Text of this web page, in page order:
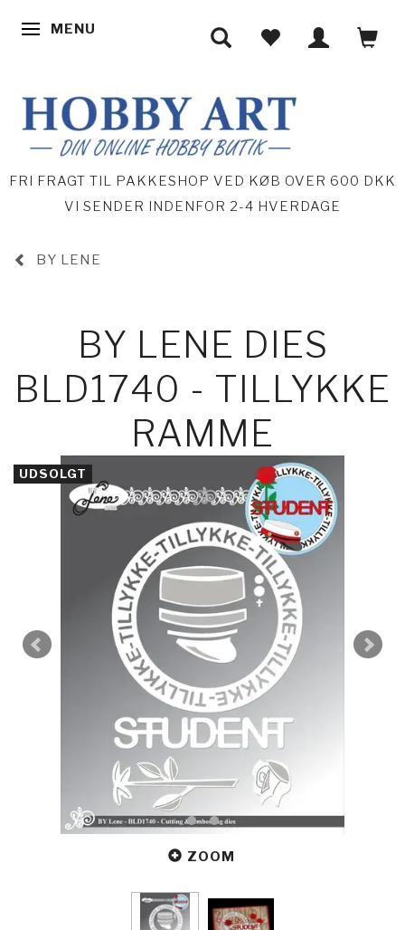
SKIFTE NAVIGATION
MENU
FRI FRAGT TIL PAKKESHOP VED KØB OVER 600 DKK
VI SENDER INDENFOR 2-4 HVERDAGE
BY LENE
BY LENE DIES
BLD1740 - TILLYKKE
RAMME
UDSOLGT
ZOOM